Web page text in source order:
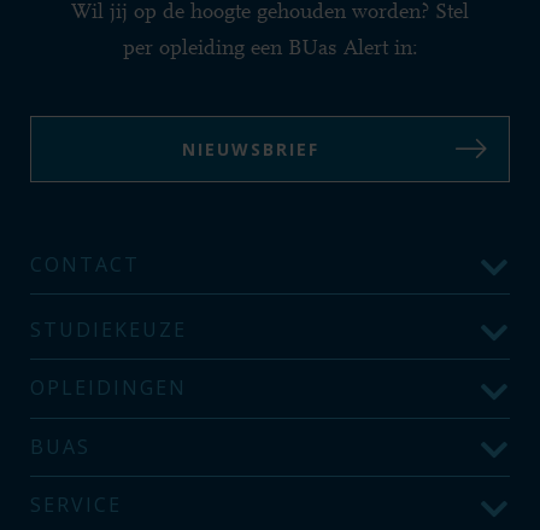
Wil jij op de hoogte gehouden worden? Stel
per opleiding een BUas Alert in:
NIEUWSBRIEF
CONTACT
STUDIEKEUZE
OPLEIDINGEN
BUAS
SERVICE